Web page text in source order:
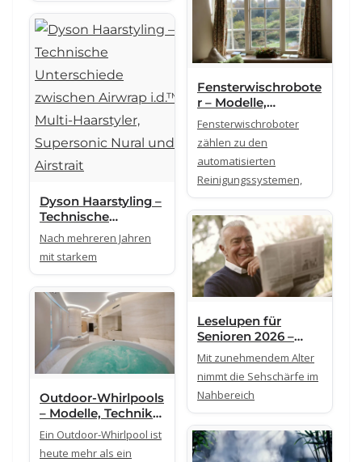
Fensterwischrobote
r – Modelle,
Reinigungsmechani
k und technische
Unterschiede im
Überblick
Fensterwischroboter
zählen zu den
automatisierten
Reinigungssystemen,
Dyson Haarstyling –
Technische
Unterschiede
zwischen Airwrap
i.d.™ Multi-
Haarstyler,
Supersonic Nural
und Airstrait
Nach mehreren Jahren
mit starkem
Leselupen für
Senioren 2026 –
Bauarten,
Vergrößerungssyste
me und technische
Unterschiede
Mit zunehmendem Alter
nimmt die Sehschärfe im
Nahbereich
Outdoor-Whirlpools
– Modelle, Technik
und Ausstattung im
Überblick
Ein Outdoor-Whirlpool ist
heute mehr als ein